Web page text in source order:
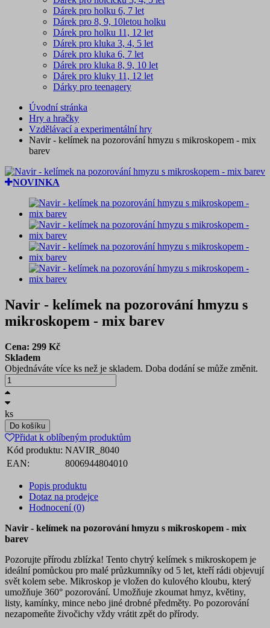
Dárek pro holku 6, 7 let
Dárek pro 8, 9, 10letou holku
Dárek pro holku 11, 12 let
Dárek pro kluka 3, 4, 5 let
Dárek pro kluka 6, 7 let
Dárek pro kluka 8, 9, 10 let
Dárek pro kluky 11, 12 let
Dárky pro teenagery
Úvodní stránka
Hry a hračky
Vzdělávací a experimentální hry
Navir - kelímek na pozorování hmyzu s mikroskopem - mix
barev
NOVINKA
Navir - kelímek na pozorování hmyzu s
mikroskopem - mix barev
Cena: 299 Kč
Skladem
Objednáváte více ks než je skladem. Doba dodání se může změnit.
ks
Do košíku
Přidat k oblíbeným produktům
Kód produktu: NAVIR_8040
EAN:
8006944804010
Popis produktu
Dotaz na prodejce
Hodnocení (0)
Navir - kelímek na pozorování hmyzu s mikroskopem - mix
barev
Pozorujte přírodu zblízka! Tento chytrý kelímek s mikroskopem je
ideální pomůckou pro malé průzkumníky od 5 let, kteří rádi objevují
svět kolem sebe. Mikroskop je vložen do kulového kloubu, který
umožňuje 360° pozorování. Umožňuje zkoumat hmyz, květiny,
listy, kamínky, mince nebo jiné drobné předměty. Po pozorování
nezapomeňte živočichy vždy vrátit zpět do přírody.